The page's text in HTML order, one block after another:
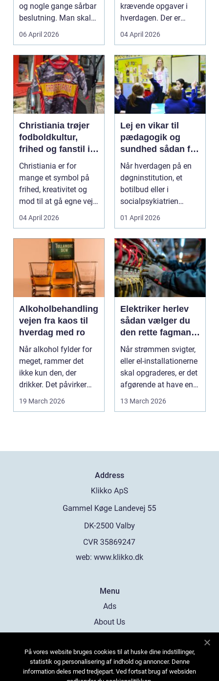
og nogle gange sårbar
beslutning. Man skal
både føle si...
06 April 2026
krævende opgaver i
hverdagen. Der er
meget at holde styr på,
04 April 2026
Christiania trøjer
fodboldkultur,
frihed og fanstil i
ét
Christiania er for
mange et symbol på
frihed, kreativitet og
mod til at gå egne veje.
Den samme ånd ...
04 April 2026
Lej en vikar til
pædagogik og
sundhed sådan får
du den rette hjælp
Når hverdagen på en
døgninstitution, et
botilbud eller i
socialpsykiatrien
pludselig ændrer sig,
kan...
01 April 2026
Alkoholbehandling
vejen fra kaos til
hverdag med ro
Når alkohol fylder for
meget, rammer det
ikke kun den, der
drikker. Det påvirker
også familie, arbej...
19 March 2026
Elektriker herlev
sådan vælger du
den rette fagmand
til dine el-opgaver
Når strømmen svigter,
eller el-installationerne
skal opgraderes, er det
afgørende at have en
pålidel...
13 March 2026
Address
web: www.klikko.dk
Menu
Ads
About Us
Contact
Sitemap
På vores website bruges cookies til at huske dine indstillinger,
statistik og personalisering af indhold og annoncer. Denne
information deles med tredjepart. Ved fortsat brug af websiden